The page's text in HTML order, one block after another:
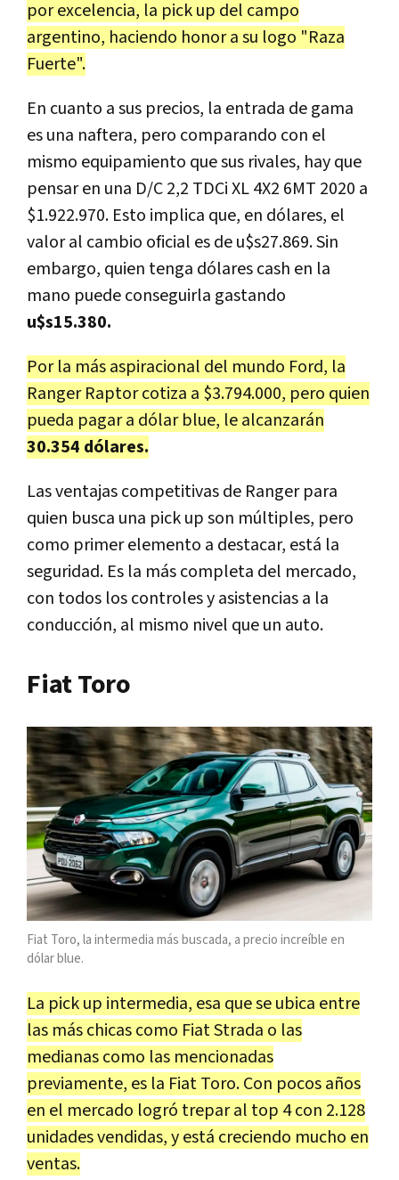
por excelencia, la pick up del campo
argentino, haciendo honor a su logo "Raza
Fuerte".
En cuanto a sus precios, la entrada de gama
es una naftera, pero comparando con el
mismo equipamiento que sus rivales, hay que
pensar en una D/C 2,2 TDCi XL 4X2 6MT 2020 a
$1.922.970. Esto implica que, en dólares, el
valor al cambio oficial es de u$s27.869. Sin
embargo, quien tenga dólares cash en la
mano puede conseguirla gastando
u$s15.380.
Por la más aspiracional del mundo Ford, la
Ranger Raptor cotiza a $3.794.000, pero quien
pueda pagar a dólar blue, le alcanzarán
30.354 dólares.
Las ventajas competitivas de Ranger para
quien busca una pick up son múltiples, pero
como primer elemento a destacar, está la
seguridad. Es la más completa del mercado,
con todos los controles y asistencias a la
conducción, al mismo nivel que un auto.
Fiat Toro
Fiat Toro, la intermedia más buscada, a precio increíble en
dólar blue.
La pick up intermedia, esa que se ubica entre
las más chicas como Fiat Strada o las
medianas como las mencionadas
previamente, es la Fiat Toro. Con pocos años
en el mercado logró trepar al top 4 con 2.128
unidades vendidas, y está creciendo mucho en
ventas.